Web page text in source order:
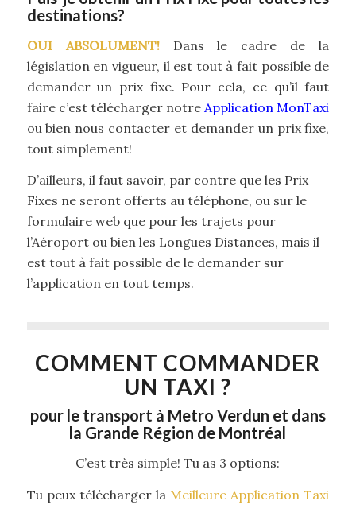
destinations?
OUI ABSOLUMENT!Dans le cadre de la
législation en vigueur, il est tout à fait possible de
demander un prix fixe. Pour cela, ce qu’il faut
faire c’est télécharger notre Application MonTaxi
ou bien nous contacter et demander un prix fixe,
tout simplement!
D’ailleurs, il faut savoir, par contre que les Prix
Fixes ne seront offerts au téléphone, ou sur le
formulaire web que pour les trajets pour
l’Aéroport ou bien les Longues Distances, mais il
est tout à fait possible de le demander sur
l’application en tout temps.
COMMENT COMMANDER
UN TAXI ?
pour le transport à Metro Verdun et dans
la Grande Région de Montréal
C’est très simple! Tu as 3 options:
Tu peux télécharger la Meilleure Application Taxi